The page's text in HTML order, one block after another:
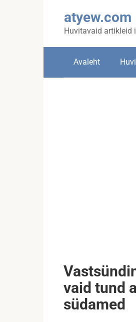
atyew.com
Huvitavaid artikleid
Avaleht
vaid tund
südamed